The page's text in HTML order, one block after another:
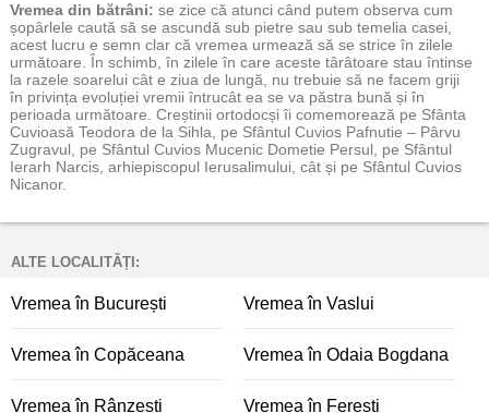
Vremea din bătrâni: se zice că atunci când putem observa cum
șopârlele caută să se ascundă sub pietre sau sub temelia casei,
acest lucru e semn clar că vremea urmează să se strice în zilele
următoare. În schimb, în zilele în care aceste târâtoare stau întinse
la razele soarelui cât e ziua de lungă, nu trebuie să ne facem griji
în privința evoluției vremii întrucât ea se va păstra bună și în
perioada următoare. Creștinii ortodocși îi comemorează pe Sfânta
Cuvioasă Teodora de la Sihla, pe Sfântul Cuvios Pafnutie – Pârvu
Zugravul, pe Sfântul Cuvios Mucenic Dometie Persul, pe Sfântul
Ierarh Narcis, arhiepiscopul Ierusalimului, cât și pe Sfântul Cuvios
Nicanor.
ALTE LOCALITĂȚI:
Vremea în București Vremea în Vaslui
Vremea în Copăceana Vremea în Odaia Bogdana
Vremea în Rânzești Vremea în Ferești